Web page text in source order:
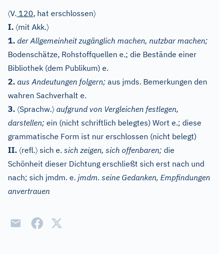
〈V. 120, hat erschlossen〉
I. 〈mit Akk.〉
1. der Allgemeinheit zugänglich machen, nutzbar machen;
Bodenschätze, Rohstoffquellen e.; die Bestände einer
Bibliothek (dem Publikum) e.
2. aus Andeutungen folgern; aus jmds. Bemerkungen den
wahren Sachverhalt e.
3. 〈Sprachw.〉 aufgrund von Vergleichen festlegen,
darstellen; ein (nicht schriftlich belegtes) Wort e.; diese
grammatische Form ist nur erschlossen (nicht belegt)
II. 〈refl.〉 sich e. sich zeigen, sich offenbaren; die
Schönheit dieser Dichtung erschließt sich erst nach und
nach; sich jmdm. e. jmdm. seine Gedanken, Empfindungen
anvertrauen